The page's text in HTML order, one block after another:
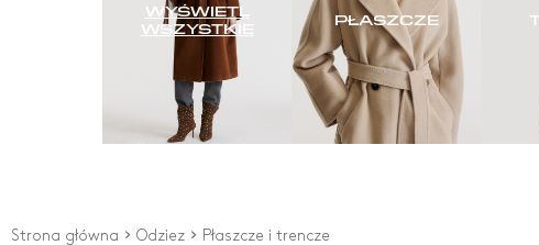
WYŚWIETL
WSZYSTKIE
PŁASZCZE
Strona główna Odziez Płaszcze i trencze